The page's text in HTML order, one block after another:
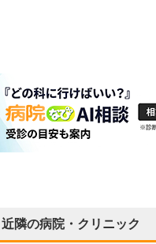
隣の病院・クリニック